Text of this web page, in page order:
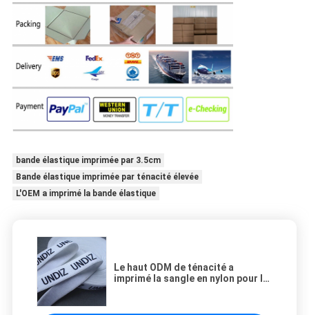
bande élastique imprimée par 3.5cm
Bande élastique imprimée par ténacité élevée
L'OEM a imprimé la bande élastique
Le haut ODM de ténacité a
imprimé la sangle en nylon pour le